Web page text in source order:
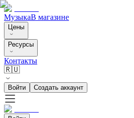
МузыкаВ магазине
Цены
Ресурсы
Контакты
🇷🇺
Войти Создать аккаунт